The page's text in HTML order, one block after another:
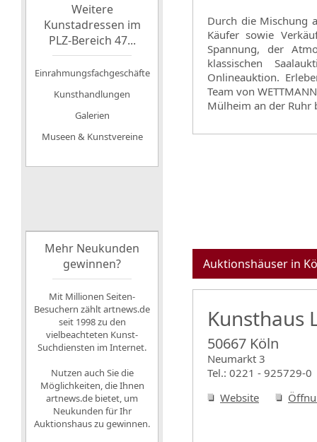
Durch die Mischung
Käufer sowie
Spannung, der
klassischen
Onlineauktion.
Team von
Mülheim an der Ruhr
Auktionshäuser in
Kunsthaus
50667 Köln
Neumarkt 3
Tel.: 0221 - 925729-0
Website
Weitere
Kunstadressen im
PLZ-Bereich 47...
Einrahmungsfachgeschäfte
Kunsthandlungen
Galerien
Museen & Kunstvereine
Mehr Neukunden
gewinnen?
Mit Millionen Seiten-
Besuchern zählt artnews.de
seit 1998 zu den
vielbeachteten Kunst-
Suchdiensten im Internet.
Nutzen auch Sie die
Möglichkeiten, die Ihnen
artnews.de bietet, um
Neukunden für Ihr
Auktionshaus zu gewinnen.